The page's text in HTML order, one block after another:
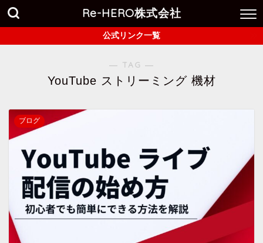
Re-HERO株式会社
公式リンク一覧
― TAG ―
YouTube ストリーミング 機材
ブログ